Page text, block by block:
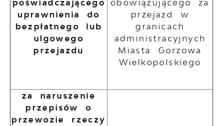
poświadczającego
uprawnienia do
bezpłatnego lub
ulgowego
przejazdu
obowiązującego za
przejazd w
granicach
administracyjnych
Miasta Gorzowa
Wielkopolskiego
za naruszenie
przepisów o
przewozie rzeczy